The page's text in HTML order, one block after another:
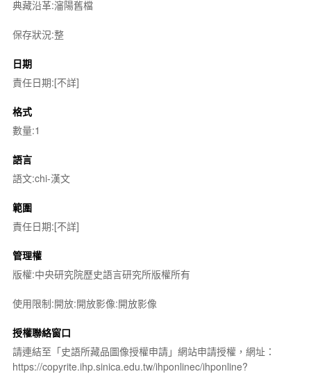
典藏沿革:瀋陽舊檔
保存狀況:整
日期
責任日期:[不詳]
格式
數量:1
語言
語文:chi-漢文
範圍
責任日期:[不詳]
管理權
版權:中央研究院歷史語言研究所版權所有
使用限制:開放:開放影像:開放影像
授權聯絡窗口
請連結至「史語所藏品圖像授權申請」網站申請授權，網址：
https://copyrite.ihp.sinica.edu.tw/ihponlinec/ihponline?